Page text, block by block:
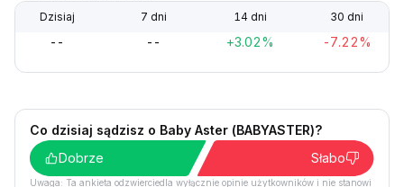
Dzisiaj 7 dni 14 dni 30 dni
-- -- +3.02% -7.22%
Co dzisiaj sądzisz o Baby Aster (BABYASTER)?
Dobrze
Słabo
Uwaga: Ta ankieta odzwierciedla wyłącznie opinie użytkowników i nie stanowi